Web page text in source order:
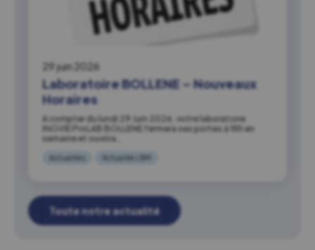
29 juin 2026
Laboratoire BOLLENE – Nouveaux
Horaires
A compter du lundi 29 Juin 2026, votre laboratoire
INOVIE ProLAB BOLLENE fermera ses portes à 18h en
semaine et ouvrira…
Actualités Actualité LBM
Toute notre actualité